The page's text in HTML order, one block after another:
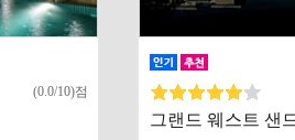
(0.0/10)점
그랜드 웨스트 샌